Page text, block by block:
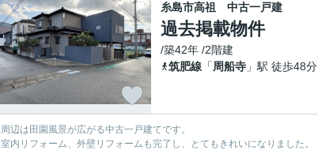
糸島市高祖 中古一戸建
過去掲載物件
/築42年 /2階建
筑肥線 「周船寺 」駅 徒歩48分
周辺は田園風景が広がる中古一戸建てです。
室内リフォーム、外壁リフォームも完了し、とてもきれいになりました。